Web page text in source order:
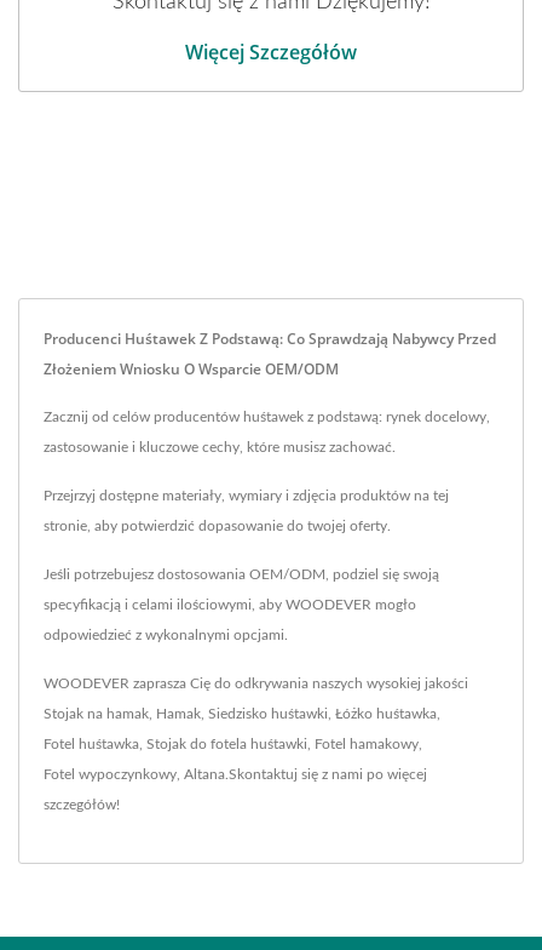
Więcej Szczegółów
Producenci Huśtawek Z Podstawą: Co Sprawdzają Nabywcy Przed
Złożeniem Wniosku O Wsparcie OEM/ODM
Zacznij od celów producentów huśtawek z podstawą: rynek docelowy,
zastosowanie i kluczowe cechy, które musisz zachować.
Przejrzyj dostępne materiały, wymiary i zdjęcia produktów na tej
stronie, aby potwierdzić dopasowanie do twojej oferty.
Jeśli potrzebujesz dostosowania OEM/ODM, podziel się swoją
specyfikacją i celami ilościowymi, aby WOODEVER mogło
odpowiedzieć z wykonalnymi opcjami.
WOODEVER zaprasza Cię do odkrywania naszych wysokiej jakości
Stojak na hamak Hamak Siedzisko huśtawki Łóżko huśtawka
Fotel huśtawka Stojak do fotela huśtawki Fotel hamakowy
Fotel wypoczynkowy Altana Skontaktuj się z nami po więcej
szczegółów!